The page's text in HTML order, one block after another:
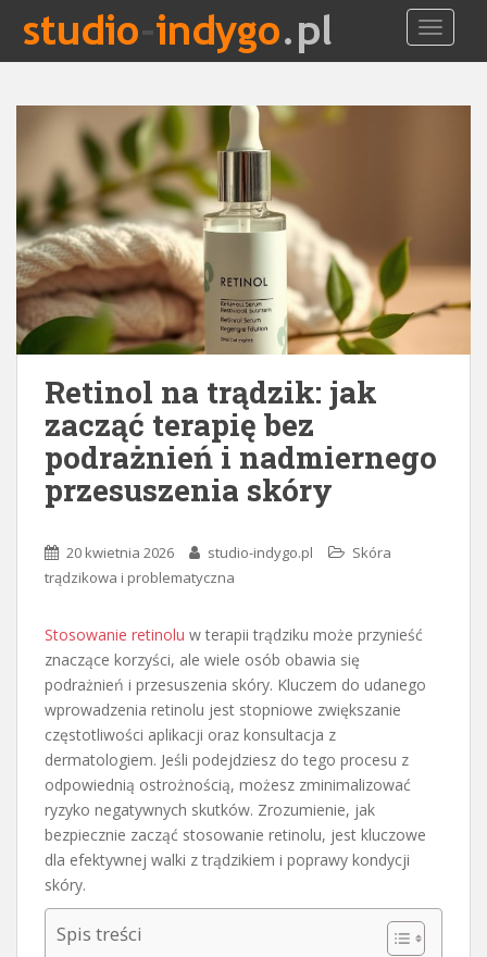
i
Retinol na trądzik: jak
zacząć terapię bez
podrażnień i nadmiernego
przesuszenia skóry
20 kwietnia 2026 studio-indygo.pl
Skóra
trądzikowa i problematyczna
Stosowanie retinolu w terapii trądziku może przynieść
znaczące korzyści, ale wiele osób obawia się
podrażnień i przesuszenia skóry. Kluczem do udanego
wprowadzenia retinolu jest stopniowe zwiększanie
częstotliwości aplikacji oraz konsultacja z
dermatologiem. Jeśli podejdziesz do tego procesu z
odpowiednią ostrożnością, możesz zminimalizować
ryzyko negatywnych skutków. Zrozumienie, jak
bezpiecznie zacząć stosowanie retinolu, jest kluczowe
dla efektywnej walki z trądzikiem i poprawy kondycji
skóry.
Spis treści